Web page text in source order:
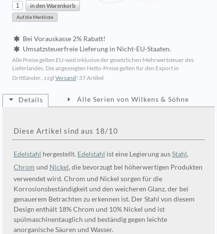
Bei Vorauskasse 2% Rabatt!
Umsatzsteuerfreie Lieferung in Nicht-EU-Staaten.
Alle Preise gelten EU-weit inklusive der gesetzlichen Mehrwertsteuer des
Lieferlandes. Die angezeigten Netto-Preise gelten für den Export in
Drittländer.. zzgl Versand! 37 Artikel
Details
Diese Artikel sind aus 18/10
Edelstahl hergestellt. Edelstahl ist eine Legierung ausStahl,
Chrom und Nickel, die bevorzugt bei höherwertigen Produkten
verwendet wird. Chrom und Nickel sorgen für die
Korrosionsbeständigkeit und den weicheren Glanz, der bei
genauerem Betrachten zu erkennen ist. Der Stahl von diesem
Design enthält 18% Chrom und 10% Nickel und ist
spülmaschinentauglich und beständig gegen leichte
anorganische Säuren und Wasser.
Alle Serien von Wilkens & Söhne